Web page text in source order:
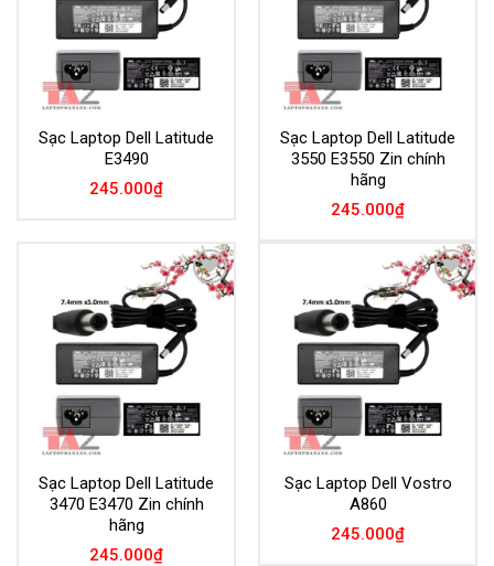
Sạc Laptop Dell Latitude
E3490
245.000₫
Sạc Laptop Dell Latitude
3550 E3550 Zin chính
hãng
245.000₫
Add to
Wishlist
Sạc Laptop Dell Latitude
3470 E3470 Zin chính
hãng
245.000₫
Add to
Wishlist
Sạc Laptop Dell Vostro
A860
245.000₫